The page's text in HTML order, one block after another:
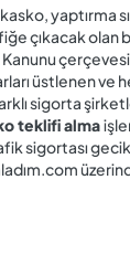
yaptırma
çıkacak olan
Kanunu
üstlenen ve
sigorta
teklifi alma
sigortası